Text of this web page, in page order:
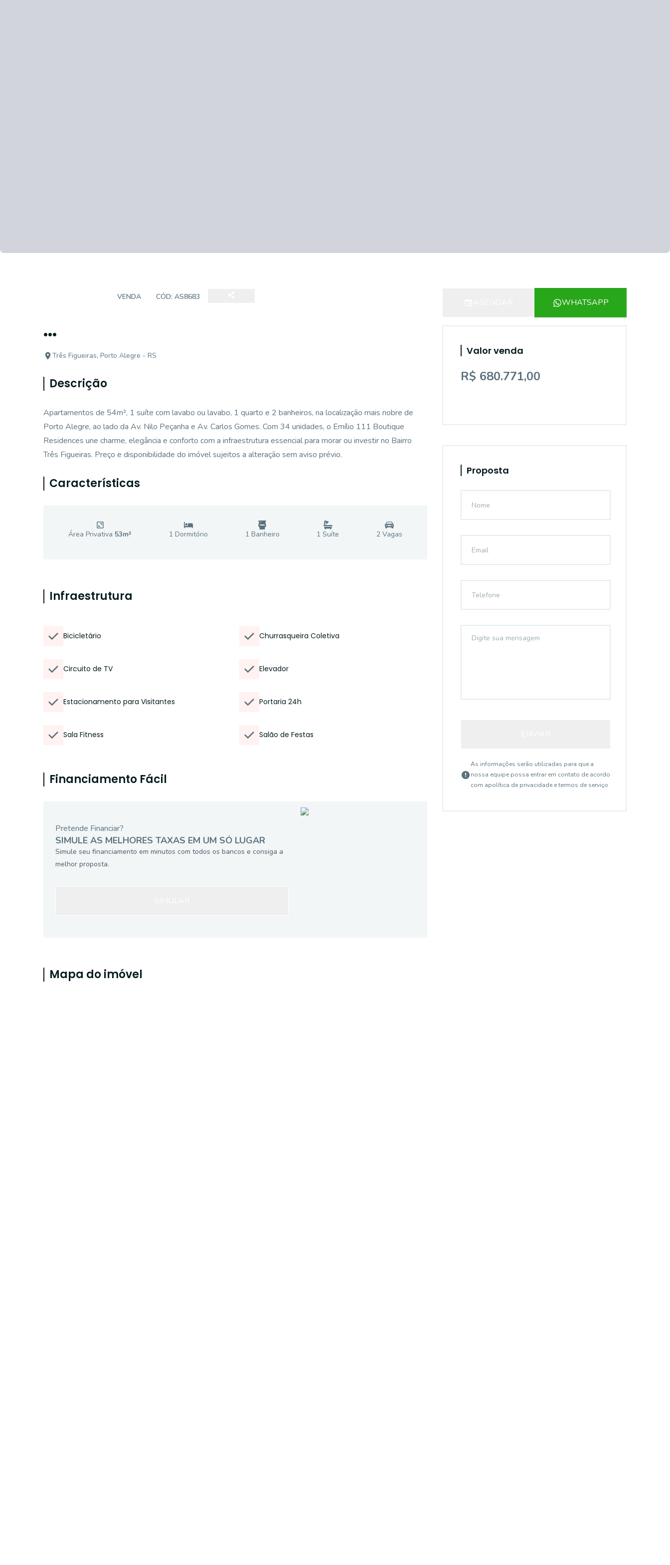
VENDA CÓD: AS8683
...
Três Figueiras, Porto Alegre - RS
Descrição
Apartamentos de 54m², 1 suíte com lavabo ou lavabo, 1 quarto e 2 banheiros, na localização mais nobre de
Porto Alegre, ao lado da Av. Nilo Peçanha e Av. Carlos Gomes. Com 34 unidades, o Emílio 111 Boutique
Residences une charme, elegância e conforto com a infraestrutura essencial para morar ou investir no Bairro
Três Figueiras. Preço e disponibilidade do imóvel sujeitos a alteração sem aviso prévio.
Características
Área Privativa 53m² 1 Dormitório 1 Banheiro 1 Suíte 2 Vagas
Infraestrutura
Bicicletário Churrasqueira Coletiva
Circuito de TV Elevador
Estacionamento para Visitantes Portaria 24h
Sala Fitness Salão de Festas
Financiamento Fácil
Pretende Financiar?
SIMULE AS MELHORES TAXAS EM UM SÓ LUGAR
Simule seu financiamento em minutos com todos os bancos e consiga a
melhor proposta.
Mapa do imóvel
WHATSAPP
Valor venda
R$ 680.771,00
Proposta
As informações serão utilizadas para que a
nossa equipe possa entrar em contato de acordo
com apolítica de privacidade e termos de serviço